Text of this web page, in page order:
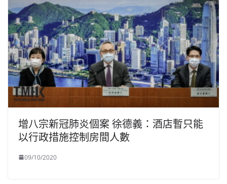
增八宗新冠肺炎個案 徐德義：酒店暫只能
以行政措施控制房間人數
09/10/2020